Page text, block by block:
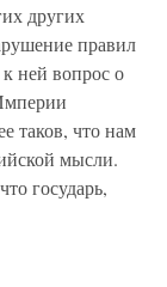
других
правил
ней вопрос о
таков, что нам
мысли.
государь,